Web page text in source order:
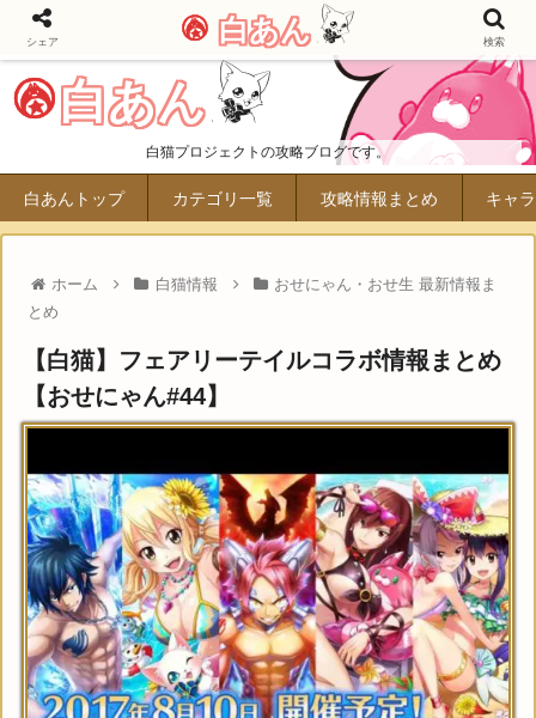
白あん
白猫プロジェクトの攻略ブログです。
白あんトップ カテゴリ一覧 攻略情報まとめ キャ
ホーム 白猫情報
おせにゃん・おせ生 最新情報ま
とめ
【白猫】フェアリーテイルコラボ情報まとめ
【おせにゃん#44】
シェア 白あん 検索